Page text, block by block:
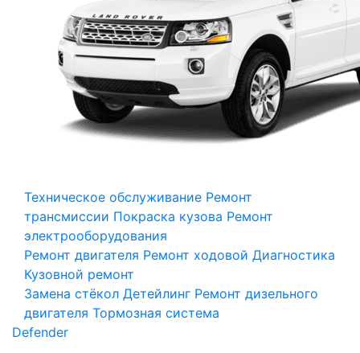
Техническое обслуживание Ремонт
трансмиссии Покраска кузова Ремонт
электрооборудования
Ремонт двигателя Ремонт ходовой Диагностика
Кузовной ремонт
Замена стёкол Детейлинг Ремонт дизельного
двигателя Тормозная система
Defender